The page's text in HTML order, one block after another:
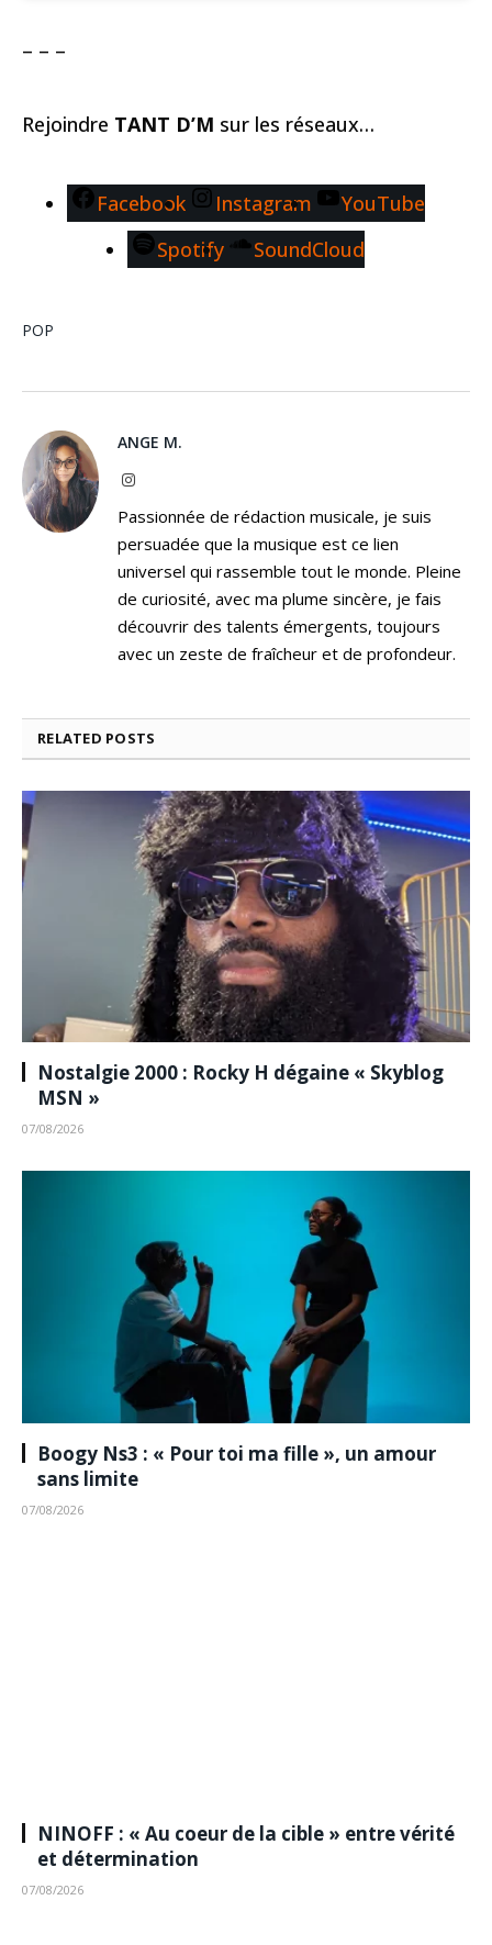
– – –
Rejoindre TANT D’M sur les réseaux…
Facebook Instagram
YouTube
Spotify
SoundCloud
POP
ANGE M.
Instagram
Passionnée de rédaction musicale, je suis
persuadée que la musique est ce lien
universel qui rassemble tout le monde. Pleine
de curiosité, avec ma plume sincère, je fais
découvrir des talents émergents, toujours
avec un zeste de fraîcheur et de profondeur.
RELATED POSTS
Nostalgie 2000 : Rocky H dégaine « Skyblog
MSN »
07/08/2026
Boogy Ns3 : « Pour toi ma fille », un amour
sans limite
07/08/2026
NINOFF : « Au coeur de la cible » entre vérité
et détermination
07/08/2026